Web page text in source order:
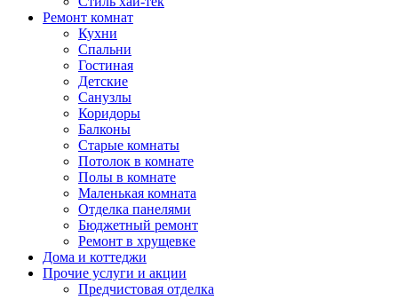
Ремонт комнат
Кухни
Спальни
Гостиная
Детские
Санузлы
Коридоры
Балконы
Старые комнаты
Потолок в комнате
Полы в комнате
Маленькая комната
Отделка панелями
Бюджетный ремонт
Ремонт в хрущевке
Дома и коттеджи
Прочие услуги и акции
Предчистовая отделка